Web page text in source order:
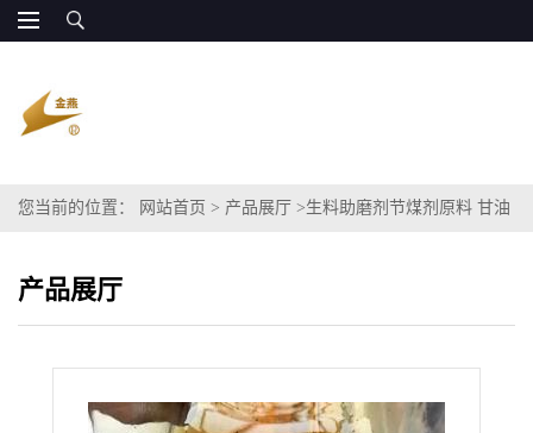
您当前的位置： 网站首页 > 产品展厅 >生料助磨剂节煤剂原料 甘油
产品展厅